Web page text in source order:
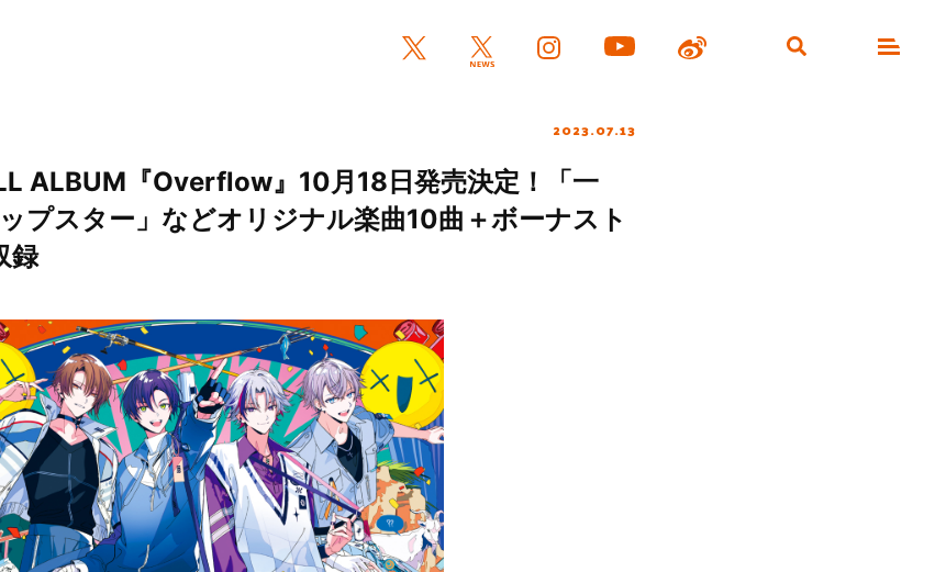
2023.07.13
ALBUM『Overflow』10月18日発売決定！「一
プスター」などオリジナル楽曲10曲＋ボーナスト
録